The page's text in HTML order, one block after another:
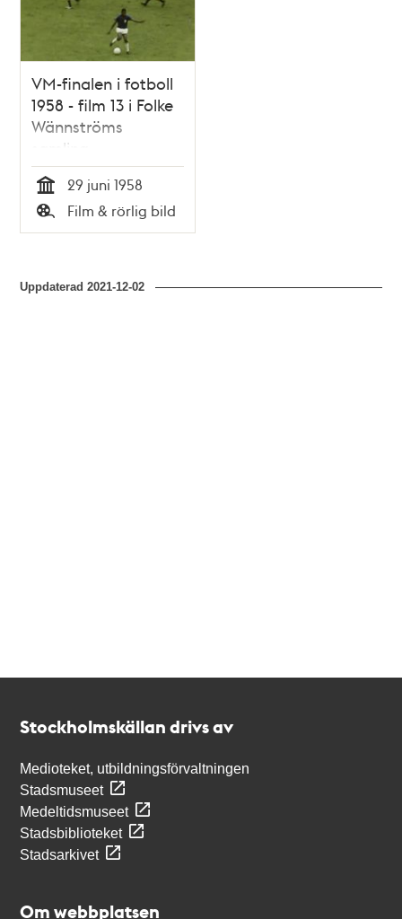
teman
VM-finalen i fotboll
1958 - film 13 i Folke
Wännströms
samling
Tid
29 juni 1958
Typ
Film & rörlig bild
Uppdaterad2021-12-02
Stockholmskällan drivs av
Medioteket, utbildningsförvaltningen
Stadsmuseet
Medeltidsmuseet
Stadsbiblioteket
Stadsarkivet
Om webbplatsen